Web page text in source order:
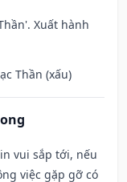
Xuất hành
Thần (xấu)
vui sắp tới, nếu
việc gặp gỡ có